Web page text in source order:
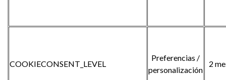
COOKIECONSENT_LEVEL
Preferencias /
personalización
2